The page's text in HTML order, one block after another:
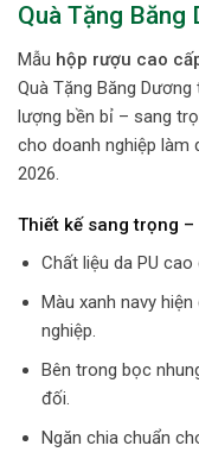
Quà Tặng Băng
Mẫu hộp rượu cao
Quà Tặng Băng
lượng bền bỉ – sang
cho doanh nghiệp làm
2026.
Thiết kế sang trọng –
Chất liệu da PU
Màu xanh navy
nghiệp.
Bên trong bọc
đối.
Ngăn chia chuẩn